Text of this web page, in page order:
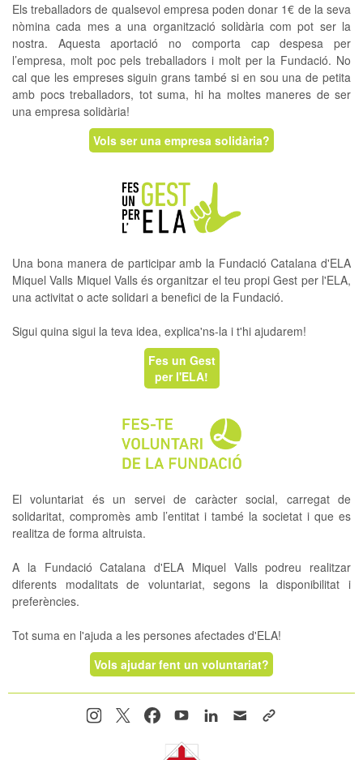
Els treballadors de qualsevol empresa poden donar 1€ de la seva
nòmina cada mes a una organització solidària com pot ser la
nostra. Aquesta aportació no comporta cap despesa per
l’empresa, molt poc pels treballadors i molt per la Fundació. No
cal que les empreses siguin grans també si en sou una de petita
amb pocs treballadors, tot suma, hi ha moltes maneres de ser
una empresa solidària!
Vols ser una empresa solidària?
Una bona manera de participar amb la Fundació Catalana d'ELA
Miquel Valls Miquel Valls és organitzar el teu propi Gest per l'ELA,
una activitat o acte solidari a benefici de la Fundació.
Sigui quina sigui la teva idea, explica'ns-la i t'hi ajudarem!
Fes un Gest
per l'ELA!
El voluntariat és un servei de caràcter social, carregat de
solidaritat, compromès amb l’entitat i també la societat i que es
realitza de forma altruista.
A la Fundació Catalana d'ELA Miquel Valls podreu realitzar
diferents modalitats de voluntariat, segons la disponibilitat i
preferències.
Tot suma en l'ajuda a les persones afectades d'ELA!
Vols ajudar fent un voluntariat?